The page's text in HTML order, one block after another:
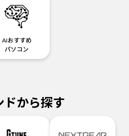
AIおすすめ
パソコン
ドから探す